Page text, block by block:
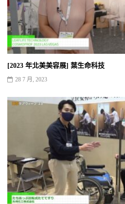
[2023 年北美美容展] 葉生命科技
28 7 月, 2023